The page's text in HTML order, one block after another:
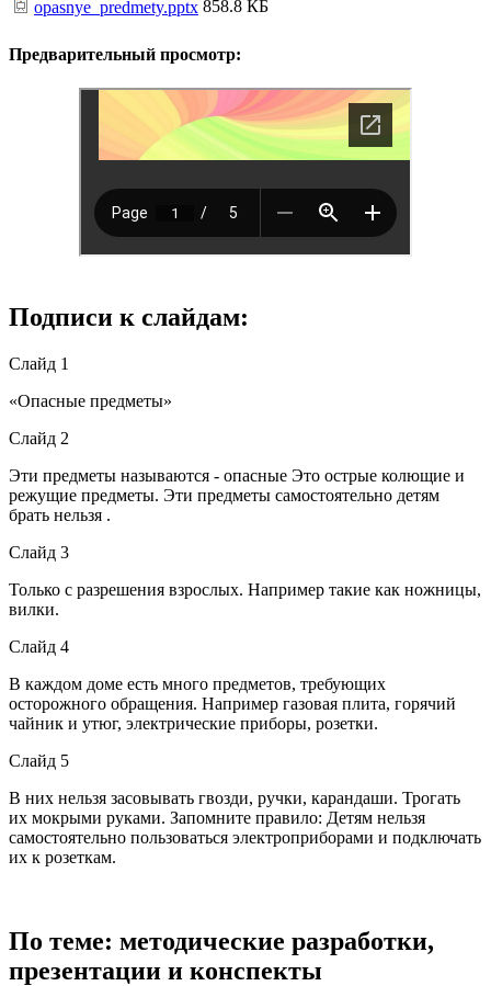
opasnye_predmety.pptx 858.8 КБ
Предварительный просмотр:
Подписи к слайдам:
Слайд 1
«Опасные предметы»
Слайд 2
Эти предметы называются - опасные Это острые колющие и
режущие предметы. Эти предметы самостоятельно детям
брать нельзя .
Слайд 3
Только с разрешения взрослых. Например такие как ножницы,
вилки.
Слайд 4
В каждом доме есть много предметов, требующих
осторожного обращения. Например газовая плита, горячий
чайник и утюг, электрические приборы, розетки.
Слайд 5
В них нельзя засовывать гвозди, ручки, карандаши. Трогать
их мокрыми руками. Запомните правило: Детям нельзя
самостоятельно пользоваться электроприборами и подключать
их к розеткам.
По теме: методические разработки,
презентации и конспекты